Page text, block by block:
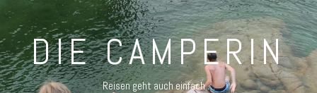
DIE CAMPERIN
Reisen geht auch einfach …